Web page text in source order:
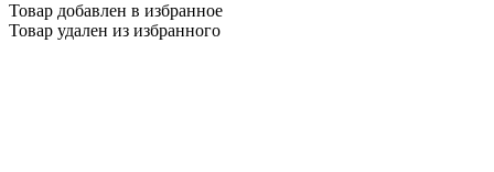
Товар добавлен в избранное
Товар удален из избранного